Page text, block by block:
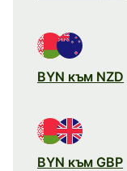
BYN към NZD
BYN към GBP